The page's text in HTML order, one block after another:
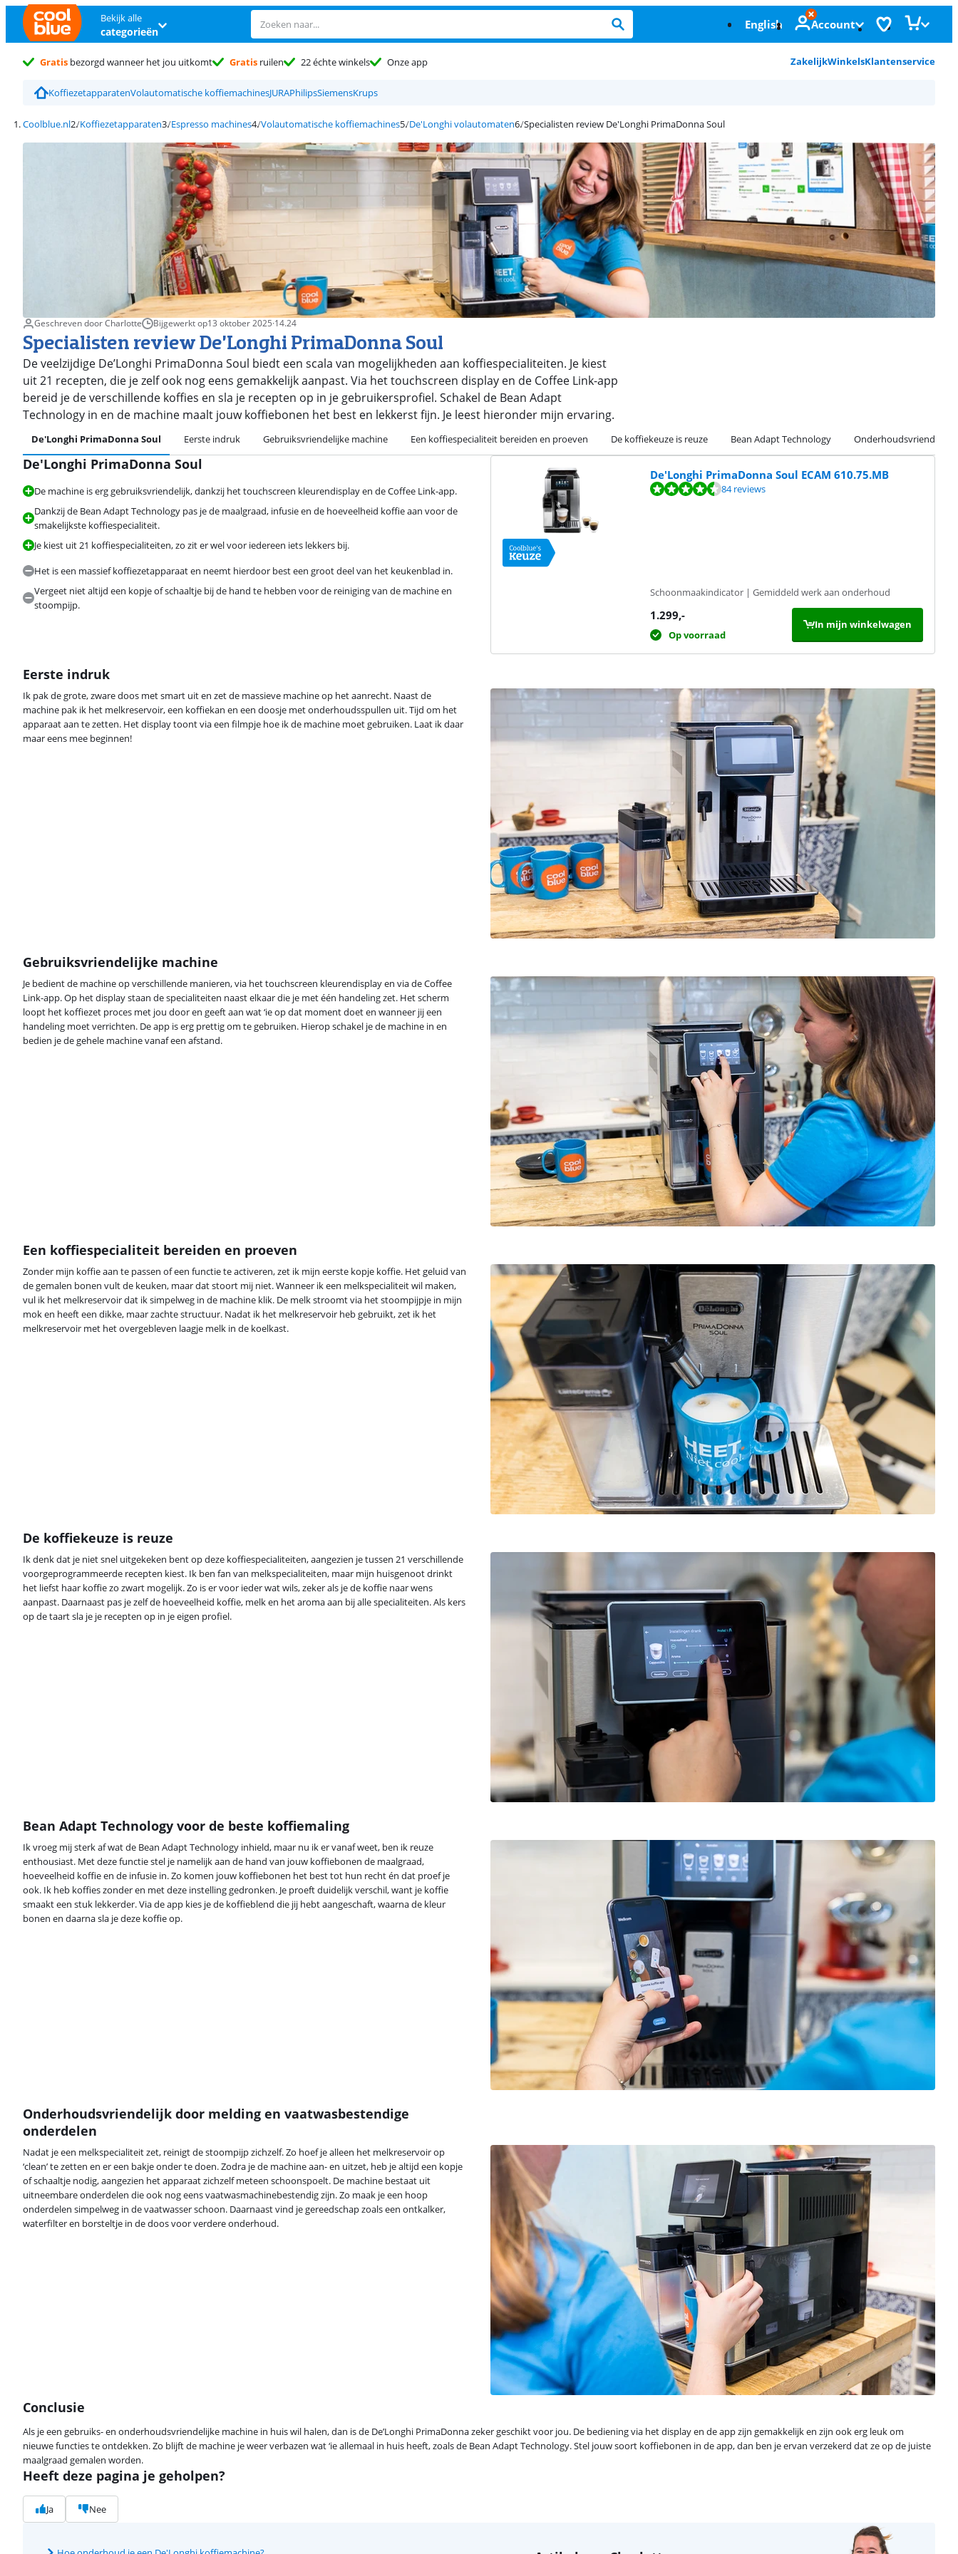
Bekijk alle
categorieën English Account
Gratis bezorgd wanneer het jou uitkomt Gratis ruilen 22 échte winkels Onze app ZakelijkWinkelsKlantenservice
KoffiezetapparatenVolautomatische koffiemachinesJURAPhilipsSiemensKrups
Coolblue.nl Koffiezetapparaten Espresso machines Volautomatische koffiemachines De'Longhi volautomaten Specialisten review De'Longhi PrimaDonna Soul
Geschreven door Charlotte Bijgewerkt op13 oktober 2025·14.24
Specialisten review De’Longhi PrimaDonna Soul
De veelzijdige De’Longhi PrimaDonna Soul biedt een scala van mogelijkheden aan koffiespecialiteiten. Je kiest
uit 21 recepten, die je zelf ook nog eens gemakkelijk aanpast. Via het touchscreen display en de Coffee Link-app
bereid je de verschillende koffies en sla je recepten op in je gebruikersprofiel. Schakel de Bean Adapt
Technology in en de machine maalt jouw koffiebonen het best en lekkerst fijn. Je leest hieronder mijn ervaring.
De'Longhi PrimaDonna Soul Eerste indruk Gebruiksvriendelijke machine Een koffiespecialiteit bereiden en proeven De koffiekeuze is reuze Bean Adapt Technology Onderhoudsvriendelijk
De'Longhi PrimaDonna Soul
De machine is erg gebruiksvriendelijk, dankzij het touchscreen kleurendisplay en de Coffee Link-app.
Dankzij de Bean Adapt Technology pas je de maalgraad, infusie en de hoeveelheid koffie aan voor de
smakelijkste koffiespecialiteit.
Je kiest uit 21 koffiespecialiteiten, zo zit er wel voor iedereen iets lekkers bij.
Het is een massief koffiezetapparaat en neemt hierdoor best een groot deel van het keukenblad in.
Vergeet niet altijd een kopje of schaaltje bij de hand te hebben voor de reiniging van de machine en
stoompijp.
De'Longhi PrimaDonna Soul ECAM 610.75.MB
Beoordeling is 9,2 van de 10, gebaseerd op 84 reviews. 84 reviews
Schoonmaakindicator | Gemiddeld werk aan onderhoud
1.299,-
Op voorraad
In mijn winkelwagen
Eerste indruk
Ik pak de grote, zware doos met smart uit en zet de massieve machine op het aanrecht. Naast de
machine pak ik het melkreservoir, een koffiekan en een doosje met onderhoudsspullen uit. Tijd om het
apparaat aan te zetten. Het display toont via een filmpje hoe ik de machine moet gebruiken. Laat ik daar
maar eens mee beginnen!
Gebruiksvriendelijke machine
Je bedient de machine op verschillende manieren, via het touchscreen kleurendisplay en via de Coffee
Link-app. Op het display staan de specialiteiten naast elkaar die je met één handeling zet. Het scherm
loopt het koffiezet proces met jou door en geeft aan wat ‘ie op dat moment doet en wanneer jij een
handeling moet verrichten. De app is erg prettig om te gebruiken. Hierop schakel je de machine in en
bedien je de gehele machine vanaf een afstand.
Een koffiespecialiteit bereiden en proeven
Zonder mijn koffie aan te passen of een functie te activeren, zet ik mijn eerste kopje koffie. Het geluid van
de gemalen bonen vult de keuken, maar dat stoort mij niet. Wanneer ik een melkspecialiteit wil maken,
vul ik het melkreservoir dat ik simpelweg in de machine klik. De melk stroomt via het stoompijpje in mijn
mok en heeft een dikke, maar zachte structuur. Nadat ik het melkreservoir heb gebruikt, zet ik het
melkreservoir met het overgebleven laagje melk in de koelkast.
De koffiekeuze is reuze
Ik denk dat je niet snel uitgekeken bent op deze koffiespecialiteiten, aangezien je tussen 21 verschillende
voorgeprogrammeerde recepten kiest. Ik ben fan van melkspecialiteiten, maar mijn huisgenoot drinkt
het liefst haar koffie zo zwart mogelijk. Zo is er voor ieder wat wils, zeker als je de koffie naar wens
aanpast. Daarnaast pas je zelf de hoeveelheid koffie, melk en het aroma aan bij alle specialiteiten. Als kers
op de taart sla je je recepten op in je eigen profiel.
Bean Adapt Technology voor de beste koffiemaling
Ik vroeg mij sterk af wat de Bean Adapt Technology inhield, maar nu ik er vanaf weet, ben ik reuze
enthousiast. Met deze functie stel je namelijk aan de hand van jouw koffiebonen de maalgraad,
hoeveelheid koffie en de infusie in. Zo komen jouw koffiebonen het best tot hun recht én dat proef je
ook. Ik heb koffies zonder en met deze instelling gedronken. Je proeft duidelijk verschil, want je koffie
smaakt een stuk lekkerder. Via de app kies je de koffieblend die jij hebt aangeschaft, waarna de kleur
bonen en daarna sla je deze koffie op.
Onderhoudsvriendelijk door melding en vaatwasbestendige
onderdelen
Nadat je een melkspecialiteit zet, reinigt de stoompijp zichzelf. Zo hoef je alleen het melkreservoir op
‘clean’ te zetten en er een bakje onder te doen. Zodra je de machine aan- en uitzet, heb je altijd een kopje
of schaaltje nodig, aangezien het apparaat zichzelf meteen schoonspoelt. De machine bestaat uit
uitneembare onderdelen die ook nog eens vaatwasmachinebestendig zijn. Zo maak je een hoop
onderdelen simpelweg in de vaatwasser schoon. Daarnaast vind je gereedschap zoals een ontkalker,
waterfilter en borsteltje in de doos voor verdere onderhoud.
Conclusie
Als je een gebruiks- en onderhoudsvriendelijke machine in huis wil halen, dan is de De’Longhi PrimaDonna zeker geschikt voor jou. De bediening via het display en de app zijn gemakkelijk en zijn ook erg leuk om
nieuwe functies te ontdekken. Zo blijft de machine je weer verbazen wat ‘ie allemaal in huis heeft, zoals de Bean Adapt Technology. Stel jouw soort koffiebonen in de app, dan ben je ervan verzekerd dat ze op de juiste
maalgraad gemalen worden.
Heeft deze pagina je geholpen?
Ja Nee